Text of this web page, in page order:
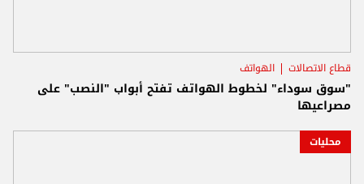
قطاع الاتصالات الهواتف
"سوق سوداء" لخطوط الهواتف تفتح أبواب "النصب" على
مصراعيها
محليات